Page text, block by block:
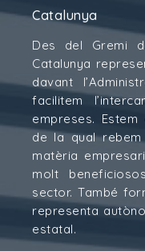
Catalunya
Des del Gremi
Catalunya
davant
facilitem
empreses.
de la qual rebem
matèria
molt
sector. També
representa
estatal.